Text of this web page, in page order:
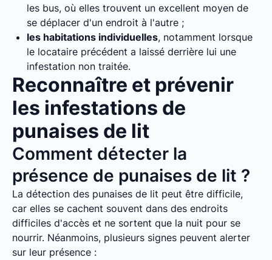
les bus, où elles trouvent un excellent moyen de
se déplacer d'un endroit à l'autre ;
les habitations individuelles, notamment lorsque
le locataire précédent a laissé derrière lui une
infestation non traitée.
Reconnaître et prévenir
les infestations de
punaises de lit
Comment détecter la
présence de punaises de lit ?
La détection des punaises de lit peut être difficile,
car elles se cachent souvent dans des endroits
difficiles d'accès et ne sortent que la nuit pour se
nourrir. Néanmoins, plusieurs signes peuvent alerter
sur leur présence :